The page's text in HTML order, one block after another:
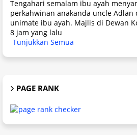
Tengahari semalam ibu ayah
perkahwinan anakanda uncle Adlan
unimate ibu ayah. Majlis di Dewan
8 jam yang lalu
Tunjukkan Semua
PAGE RANK